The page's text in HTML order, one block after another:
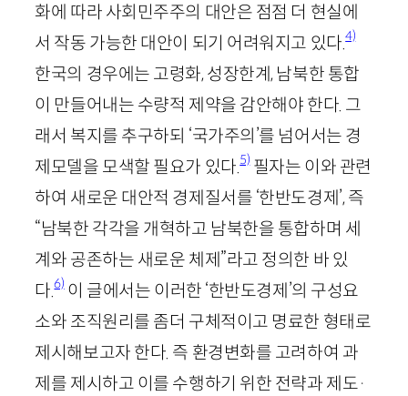
화에 따라 사회민주주의 대안은 점점 더 현실에
서 작동 가능한 대안이 되기 어려워지고 있다.4)
한국의 경우에는 고령화, 성장한계, 남북한 통합
이 만들어내는 수량적 제약을 감안해야 한다. 그
래서 복지를 추구하되 ‘국가주의’를 넘어서는 경
제모델을 모색할 필요가 있다.5)필자는 이와 관련
하여 새로운 대안적 경제질서를 ‘한반도경제’, 즉
“남북한 각각을 개혁하고 남북한을 통합하며 세
계와 공존하는 새로운 체제”라고 정의한 바 있
다.6)이 글에서는 이러한 ‘한반도경제’의 구성요
소와 조직원리를 좀더 구체적이고 명료한 형태로
제시해보고자 한다. 즉 환경변화를 고려하여 과
제를 제시하고 이를 수행하기 위한 전략과 제도·